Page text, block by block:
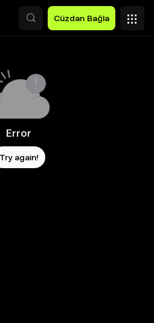
Cüzdan Bağla
Error
Try again!